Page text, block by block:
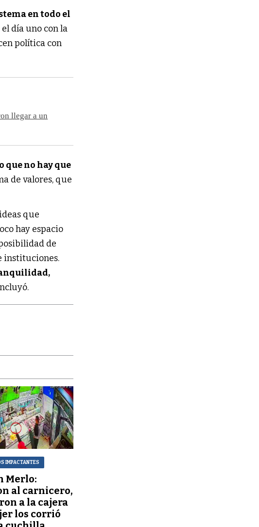
en todo el
día uno con la
política con
llegar a un
que no hay que
de valores, que
que
hay espacio
de
instituciones.
IMPACTANTES
Merlo:
al carnicero,
a la cajera
los corrió